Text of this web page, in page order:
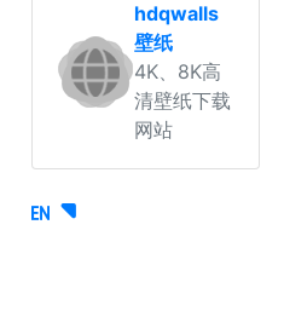
hdqwalls
壁纸
4K、8K高
清壁纸下载
网站